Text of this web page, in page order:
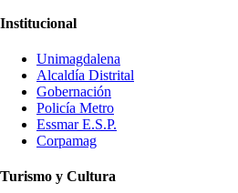
Institucional
Unimagdalena
Alcaldía Distrital
Gobernación
Policía Metro
Essmar E.S.P.
Corpamag
Turismo y Cultura